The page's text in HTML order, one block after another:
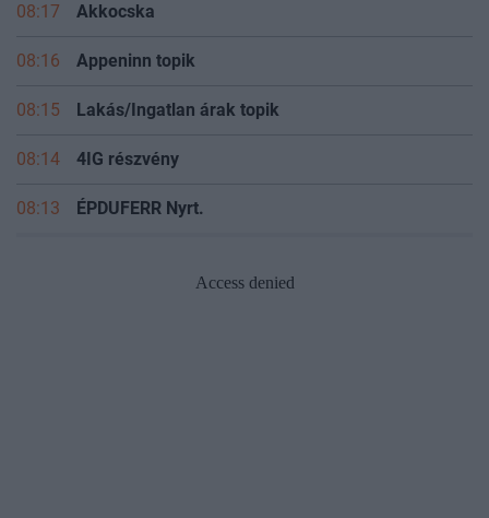
08:17 Akkocska
08:16 Appeninn topik
08:15 Lakás/Ingatlan árak topik
08:14 4IG részvény
08:13 ÉPDUFERR Nyrt.